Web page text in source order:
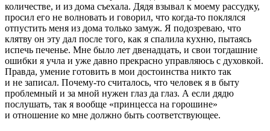
количестве, и из дома съехала. Дядя взывал к моему рассудку,
просил его не волновать и говорил, что когда-то поклялся
отпустить меня из дома только замуж. Я подозреваю, что
клятву он эту дал после того, как я спалила кухню, пытаясь
испечь печенье. Мне было лет двенадцать, и свои тогдашние
ошибки я учла и уже давно прекрасно управляюсь с духовкой.
Правда, умение готовить в мои достоинства никто так
и не записал. Почему-то считалось, что человек я в быту
проблемный и за мной нужен глаз да глаз. А если дядю
послушать, так я вообще «принцесса на горошине»
и отношение ко мне должно быть соответствующее.